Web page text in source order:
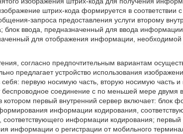
штрих-кода формируется в соответствии
запроса предоставления услуги второму
блок ввода, предназначенный для ввода
для отображения информации, необходимой
согласно предпочтительным вариантам
предлагает устройство использования
первую носимую часть, вторую носимую часть
беспроводное соединение с по меньшей мере двумя
котором первый внутренний сервер включает: блок
информации кодирования,
соответствующего информации кодирования;
информации о регистрации от мобильного